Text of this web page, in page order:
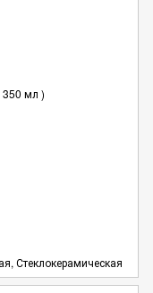
350 мл )
Стеклокерамическая